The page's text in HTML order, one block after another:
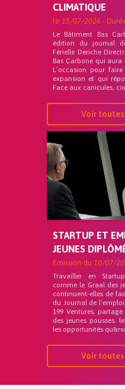
CLIMATIQUE
le 15/07/2026 -
Le Bâtiment Bas
édition du journal
Férielle Deriche
Bas Carbone qui aura
L’occasion pour
expansion et qui
Face aux canicules,
Voir
STARTUP ET
JEUNES
Emission du 10/07/
Travailler en
comme le Graal des
continuent-elles de
du Journal de
199 Ventures,
des jeunes pousses,
les opportunités
Voir